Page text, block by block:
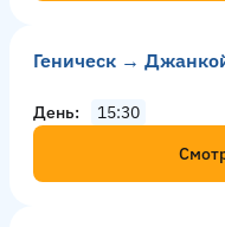
Геническ →
День
15:30